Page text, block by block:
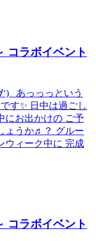
コラボイベント
あっっっという
す✨ 日中は過ごし
にお出かけの ご予
ょうか♬？ グルー
ウィーク中に 完成
コラボイベント